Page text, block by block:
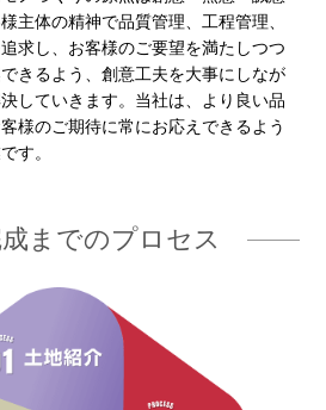
主体の精神で品質管理、工程管理、
求し、お客様のご要望を満たしつつ
きるよう、創意工夫を大事にしなが
していきます。当社は、より良い品
様のご期待に常にお応えできるよう
す。
までのプロセス